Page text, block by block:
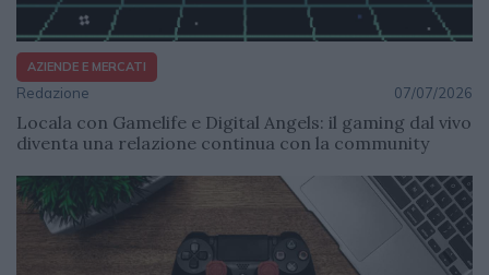
AZIENDE E MERCATI
Redazione 07/07/2026
Locala con Gamelife e Digital Angels: il gaming dal vivo
diventa una relazione continua con la community